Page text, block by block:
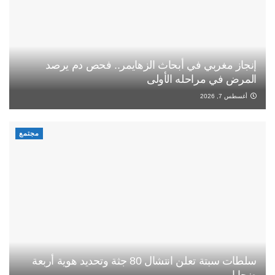
إنجاز مغربي في أبحاث الزهايمر.. فحص دم يرصد
المرض في مراحله الأولى
أغسطس 7, 2026
مجتمع
سلطات سبتة تعلن انتشال 80 جثة وتحديد هوية أربعة